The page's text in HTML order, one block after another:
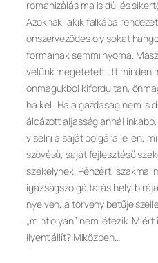
romanizálás ma is dúl és
Azoknak, akik falkába
önszerveződés oly sokat
formáinak semmi nyoma.
velünk megetetett. Itt minden
önmagukból kifordultan,
ha kell. Ha a gazdaság nem is
álcázott aljasság annál
viselni a saját polgárai ellen,
szövésű, saját fejlesztésű
székelynek. Pénzért, szakmai
igazságszolgáltatás helyi
nyelven, a törvény betűje
„mint olyan” nem létezik.
ilyent állít? Miközben…